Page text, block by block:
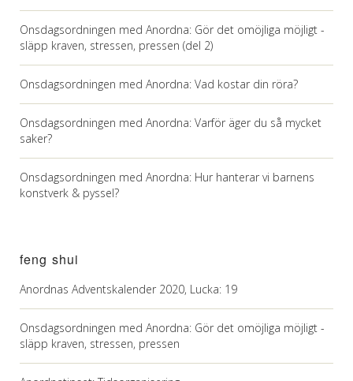
Onsdagsordningen med Anordna: Gör det omöjliga möjligt -
släpp kraven, stressen, pressen (del 2)
Onsdagsordningen med Anordna: Vad kostar din röra?
Onsdagsordningen med Anordna: Varför äger du så mycket
saker?
Onsdagsordningen med Anordna: Hur hanterar vi barnens
konstverk & pyssel?
feng shui
Anordnas Adventskalender 2020, Lucka: 19
Onsdagsordningen med Anordna: Gör det omöjliga möjligt -
släpp kraven, stressen, pressen